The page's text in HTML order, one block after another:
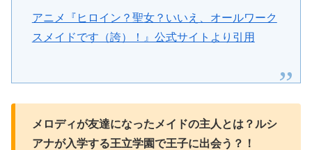
アニメ『ヒロイン？聖女？いいえ、オールワーク
スメイドです（誇）！』公式サイトより引用
メロディが友達になったメイドの主人とは？ルシ
アナが入学する王立学園で王子に出会う？！